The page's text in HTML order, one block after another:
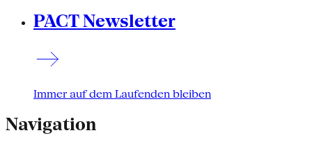
PACT Newsletter
Immer auf dem Laufenden bleiben
Navigation